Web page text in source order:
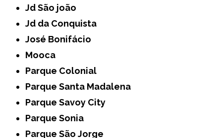
Jd São joão
Jd da Conquista
José Bonifácio
Mooca
Parque Colonial
Parque Santa Madalena
Parque Savoy City
Parque Sonia
Parque São Jorge